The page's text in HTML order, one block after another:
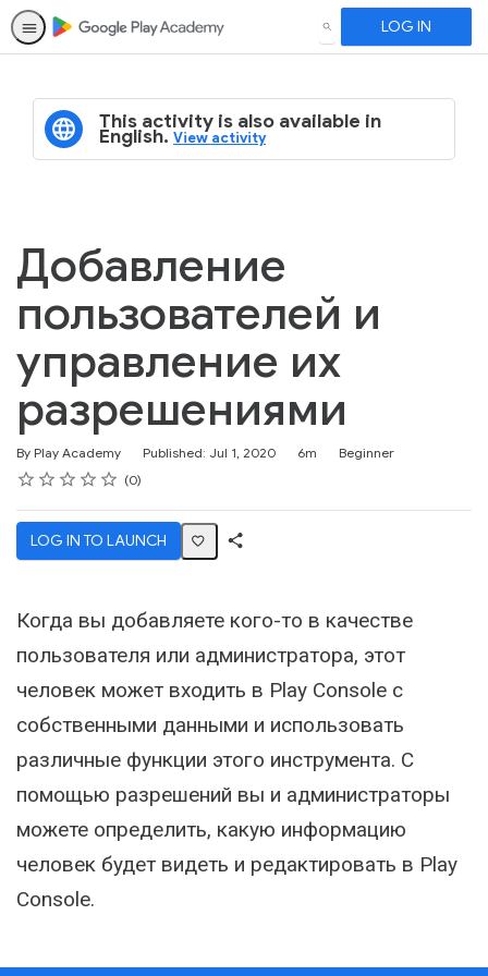
SEARCH LOG IN
This activity is also available in
English.View activity
Добавление
пользователей и
управление их
разрешениями
By Play Academy Published: Jul 1, 2020
Duration 6m
Difficulty
Beginner
Rating
1 star
2 stars
3 stars
4 stars
5 stars
Average rating: 0 0
No reviews
LOG IN TO LAUNCH
Когда вы добавляете кого-то в качестве
пользователя или администратора, этот
человек может входить в Play Console с
собственными данными и использовать
различные функции этого инструмента. С
помощью разрешений вы и администраторы
можете определить, какую информацию
человек будет видеть и редактировать в Play
Console.